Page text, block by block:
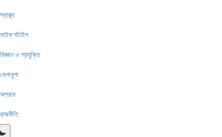
স্বাস্থ্য
লাইফ স্টাইল
বিজ্ঞান ও প্রযুক্তি
খেলাধুলা
অপরাধ
রাজনীতি